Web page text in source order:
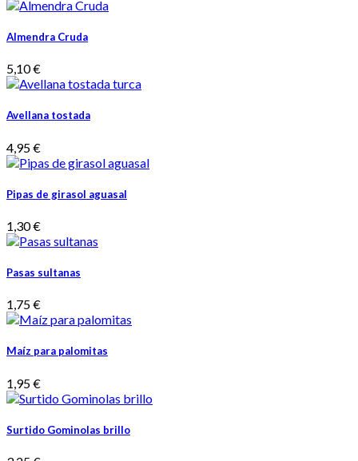
Almendra Cruda
5,10 €
Avellana tostada
4,95 €
Pipas de girasol aguasal
1,30 €
Pasas sultanas
1,75 €
Maíz para palomitas
1,95 €
Surtido Gominolas brillo